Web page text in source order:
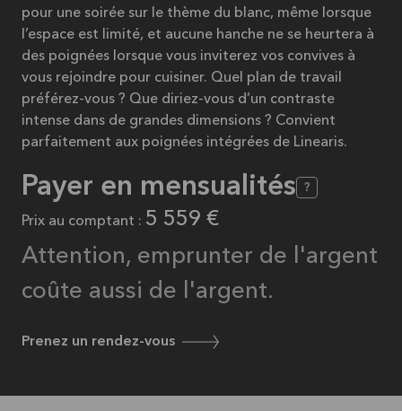
pour une soirée sur le thème du blanc, même lorsque
l’espace est limité, et aucune hanche ne se heurtera à
des poignées lorsque vous inviterez vos convives à
vous rejoindre pour cuisiner. Quel plan de travail
préférez-vous ? Que diriez-vous d’un contraste
intense dans de grandes dimensions ? Convient
parfaitement aux poignées intégrées de Linearis.
Payer en mensualités ?
Prix au comptant : 5 559 €
Attention, emprunter de l'argent
coûte aussi de l'argent.
Prenez un rendez-vous